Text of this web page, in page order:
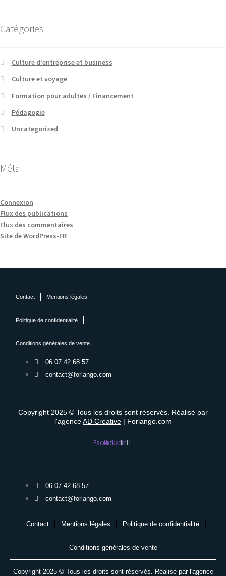
Catégories
Culture d'entreprise et business
Culture et voyage
Formation pour adultes / Financement
Pédagogie
Uncategorized
Méta
Connexion
Flux des publications
Flux des commentaires
Site de WordPress-FR
Contact Mentions légales
Politique de confidentialité
Conditions générales de vente
06 07 42 68 57
contact@forlango.com
Copyright 2025 © Tous les droits sont réservés. Réalisé par
l'agenceAD Creative | Forlango.com
Facebook
Linkedin
06 07 42 68 57
contact@forlango.com
Contact Mentions légales Politique de confidentialité
Conditions générales de vente
Copyright 2025 © Tous les droits sont réservés. Réalisé par l'agence